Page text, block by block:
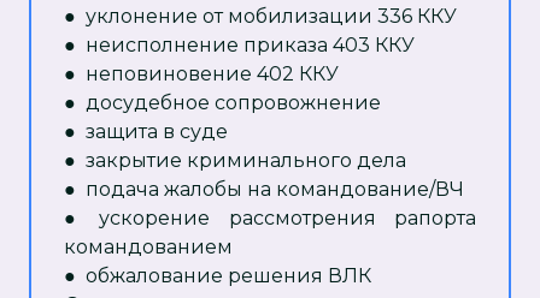
● уклонение от мобилизации 336 ККУ
● неисполнение приказа 403 ККУ
● неповиновение 402 ККУ
● досудебное сопровожнение
● защита в суде
● закрытие криминального дела
● подача жалобы на командование/ВЧ
● ускорение рассмотрения рапорта
командованием
● обжалование решения ВЛК